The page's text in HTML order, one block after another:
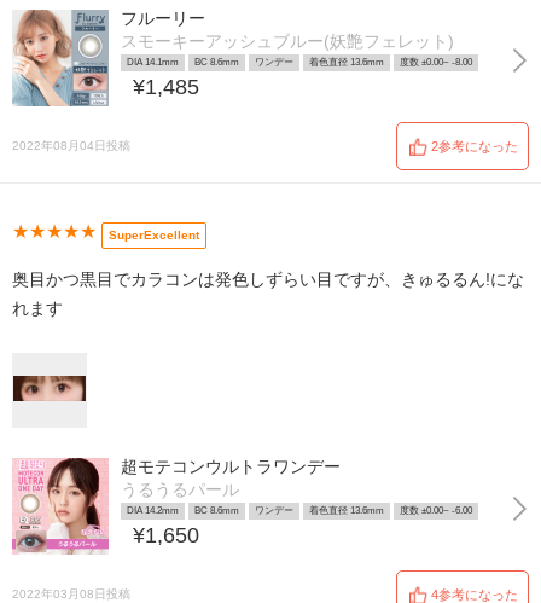
フルーリー
スモーキーアッシュブルー(妖艶フェレット)
DIA 14.1mm BC 8.6mm ワンデー 着色直径 13.6mm 度数 ±0.00~ -8.00
¥1,485
2022年08月04日投稿 2参考になった
★★★★★ SuperExcellent
奥目かつ黒目でカラコンは発色しずらい目ですが、きゅるるん!にな
れます
超モテコンウルトラワンデー
うるうるパール
DIA 14.2mm BC 8.6mm ワンデー 着色直径 13.6mm 度数 ±0.00~ -6.00
¥1,650
2022年03月08日投稿 4参考になった